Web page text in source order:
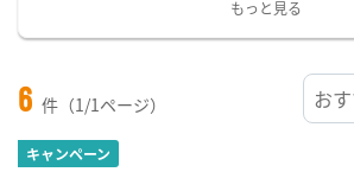
もっと見る
6 件（1/1ページ）
キャンペーン